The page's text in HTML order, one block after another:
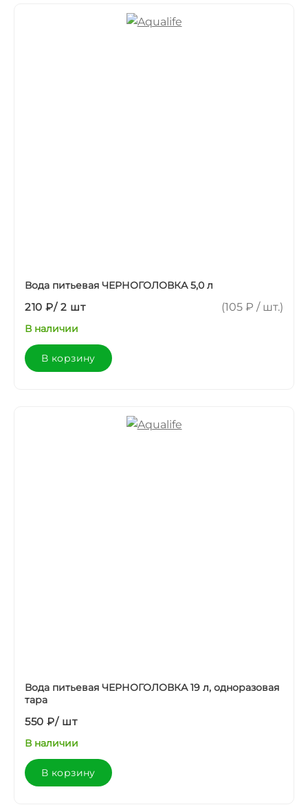
Вода питьевая ЧЕРНОГОЛОВКА 5,0 л
210 ₽/2 шт (105 ₽ / шт.)
В наличии
В корзину
Вода питьевая ЧЕРНОГОЛОВКА 19 л, одноразовая
тара
550 ₽/ шт
В наличии
В корзину